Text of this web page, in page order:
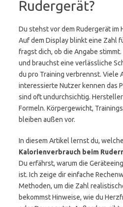
Rudergerät?
Du stehst vor dem Rudergerät im
Auf dem Display blinkt eine Zahl
fragst dich, ob die Angabe
und brauchst eine verlässliche
du pro Training verbrennst. Viele
interessierte Nutzer kennen das
sind oft undurchsichtig.
Formeln. Körpergewicht,
bleiben außen vor.
In diesem Artikel lernst du,
Kalorienverbrauch beim
Du erfährst, warum die
ist. Ich zeige dir einfache
Methoden, um die Zahl
bekommst Hinweise, wie du